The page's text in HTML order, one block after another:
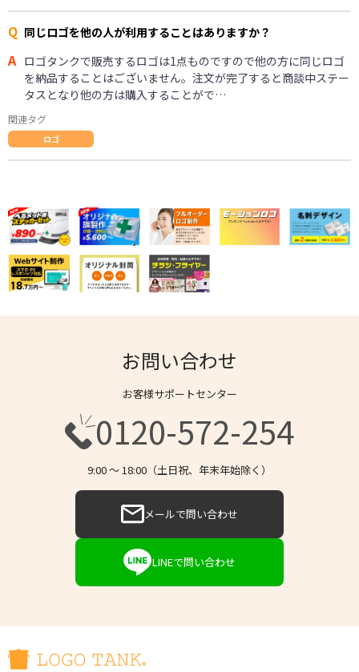
Q 同じロゴを他の人が利用することはありますか？
A ロゴタンクで販売するロゴは1点ものですので他の方に同じロゴ
を納品することはございません。注文が完了すると商談中ステー
タスとなり他の方は購入することがで…
関連タグ
ロゴ
お問い合わせ
お客様サポートセンター
0120-572-254
9:00 〜 18:00（土日祝、年末年始除く）
メールで問い合わせ
LINEで問い合わせ